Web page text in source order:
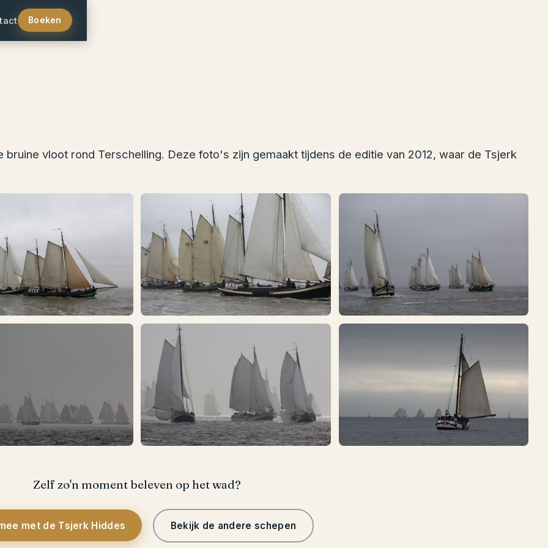
Boeken
vloot rond Terschelling. Deze foto's zijn gemaakt tijdens de editie van 2012, waar de Tsjerk
Zelf zo'n moment beleven op het wad?
met de Tsjerk Hiddes Bekijk de andere schepen